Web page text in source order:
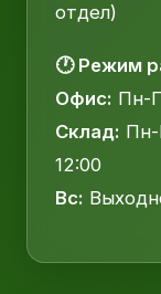
отдел)
🕐 Режим
Офис: Пн-
Склад: Пн-
12:00
Вс: